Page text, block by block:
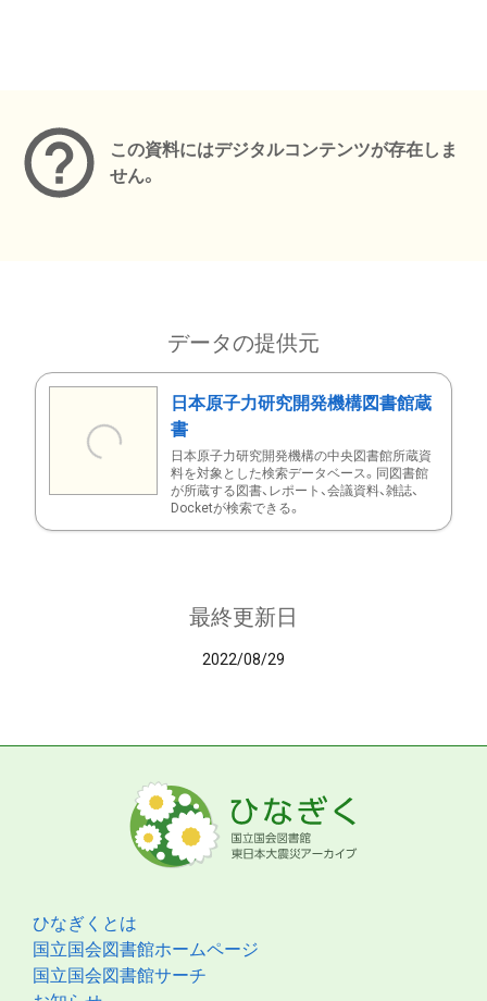
この資料にはデジタルコンテンツが存在しま
せん。
データの提供元
日本原子力研究開発機構図書館蔵
書
日本原子力研究開発機構の中央図書館所蔵資
料を対象とした検索データベース。同図書館
が所蔵する図書、レポート、会議資料、雑誌、
Docketが検索できる。
最終更新日
2022/08/29
ひなぎくとは
国立国会図書館ホームページ
国立国会図書館サーチ